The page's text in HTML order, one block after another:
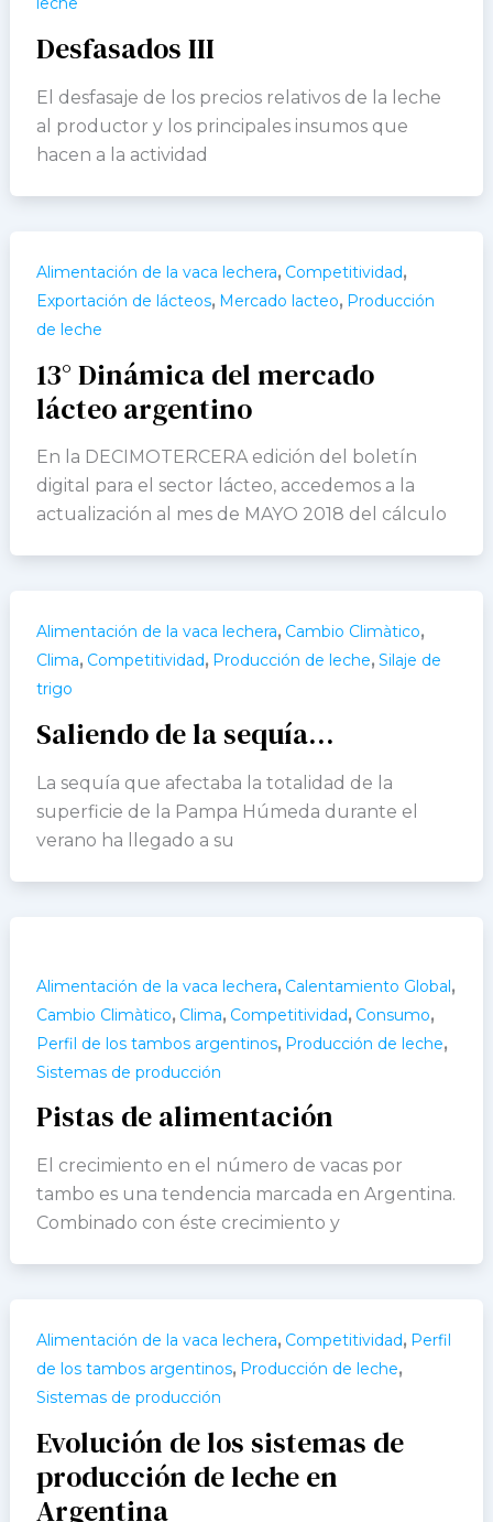
Desfasados III
El desfasaje de los precios relativos de la leche
al productor y los principales insumos que
hacen a la actividad
Alimentación de la vaca lechera, Competitividad,
Exportación de lácteos, Mercado lacteo, Producción
de leche
13° Dinámica del mercado
lácteo argentino
En la DECIMOTERCERA edición del boletín
digital para el sector lácteo, accedemos a la
actualización al mes de MAYO 2018 del cálculo
Alimentación de la vaca lechera, Cambio Climàtico,
Clima, Competitividad, Producción de leche, Silaje de
trigo
Saliendo de la sequía…
La sequía que afectaba la totalidad de la
superficie de la Pampa Húmeda durante el
verano ha llegado a su
Alimentación de la vaca lechera, Calentamiento Global,
Cambio Climàtico, Clima, Competitividad, Consumo,
Perfil de los tambos argentinos, Producción de leche,
Sistemas de producción
Pistas de alimentación
El crecimiento en el número de vacas por
tambo es una tendencia marcada en Argentina.
Combinado con éste crecimiento y
Alimentación de la vaca lechera, Competitividad, Perfil
de los tambos argentinos, Producción de leche,
Sistemas de producción
Evolución de los sistemas de
producción de leche en
Argentina